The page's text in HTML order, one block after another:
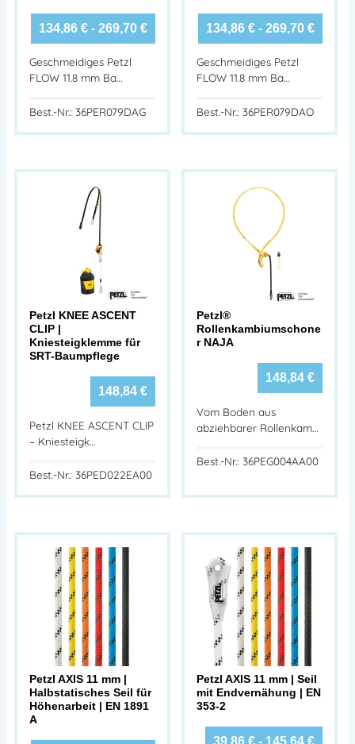
134,86 €- 269,70 €
Geschmeidiges Petzl
FLOW 11.8 mm Ba…
Best.-Nr.: 36PER079DAG
134,86 €- 269,70 €
Geschmeidiges Petzl
FLOW 11.8 mm Ba…
Best.-Nr.: 36PER079DAO
Petzl KNEE ASCENT
CLIP |
Kniesteigklemme für
SRT-Baumpflege
148,84 €
Petzl KNEE ASCENT CLIP
– Kniesteigk…
Best.-Nr.: 36PED022EA00
Petzl®
Rollenkambiumschone
r NAJA
148,84 €
Vom Boden aus
abziehbarer Rollenkam…
Best.-Nr.: 36PEG004AA00
Petzl AXIS 11 mm |
Halbstatisches Seil für
Höhenarbeit | EN 1891
A
Petzl AXIS 11 mm | Seil
mit Endvernähung | EN
353-2
39,86 €- 145,64 €